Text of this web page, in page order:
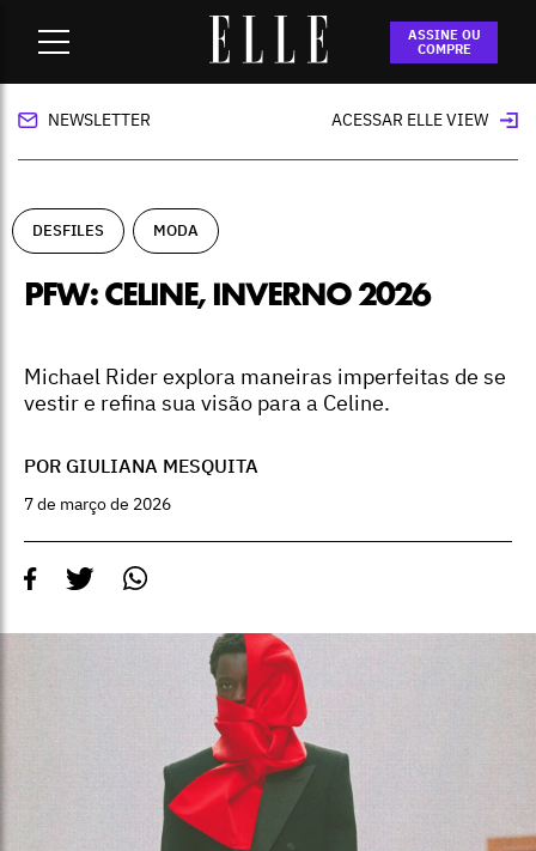
ASSINE OU
COMPRE
PFW: Celine, inverno 2026
NEWSLETTER ACESSAR ELLE VIEW
DESFILES MODA
PFW: CELINE, INVERNO 2026
Michael Rider explora maneiras imperfeitas de se
vestir e refina sua visão para a Celine.
POR GIULIANA MESQUITA
7 de março de 2026